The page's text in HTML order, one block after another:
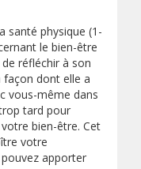
santé physique (1-
le bien-être
réfléchir à son
dont elle a
vous-même dans
tard pour
bien-être. Cet
votre
apporter